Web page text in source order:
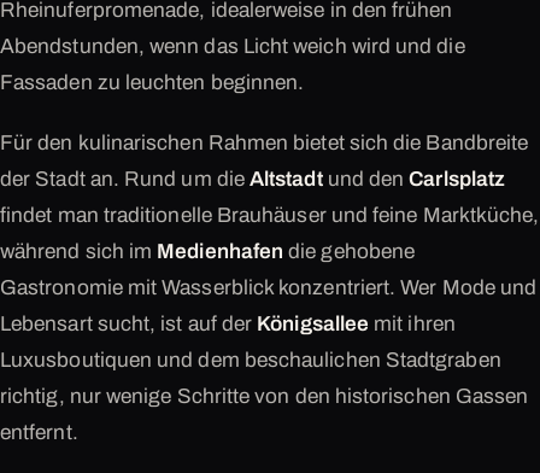
Rheinuferpromenade, idealerweise in den frühen
Abendstunden, wenn das Licht weich wird und die
Fassaden zu leuchten beginnen.
Für den kulinarischen Rahmen bietet sich die Bandbreite
der Stadt an. Rund um dieAltstadtund denCarlsplatz
findet man traditionelle Brauhäuser und feine Marktküche,
während sich im Medienhafen die gehobene
Gastronomie mit Wasserblick konzentriert. Wer Mode und
Lebensart sucht, ist auf der Königsallee mit ihren
Luxusboutiquen und dem beschaulichen Stadtgraben
richtig, nur wenige Schritte von den historischen Gassen
entfernt.